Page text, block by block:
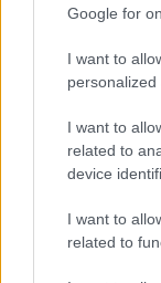
Google for
I want to
personalized
I want to
related to
device
I want to
related to
Λίγο πριν
Ελέγχου
της KLM να
να εισέλθει
αεροπλάνο
τους
Και τα δύο
εταιρειών